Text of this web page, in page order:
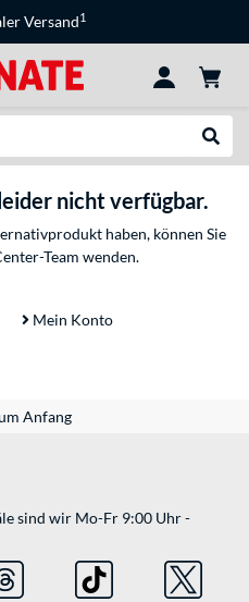
Versand1
nicht verfügbar.
haben, können Sie
Team wenden.
Mein Konto
Anfang
sind wir Mo-Fr 9:00 Uhr -